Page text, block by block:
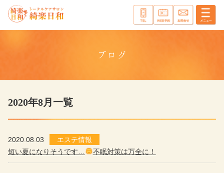
ブログ
2020年8月一覧
2020.08.03
エステ情報
短い夏になりそうです…
不眠対策は万全に！